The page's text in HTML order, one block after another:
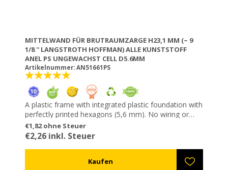
MITTELWAND FÜR BRUTRAUMZARGE H23,1 MM (~ 9
1/8 '' LANGSTROTH HOFFMAN) ALLE KUNSTSTOFF
ANEL PS UNGEWACHST CELL D5.6MM
Artikelnummer: AN51661PS
A plastic frame with integrated plastic foundation with
perfectly printed hexagons (5,6 mm). No wiring or
riveting necessary. Resistant to wax moths. It does
not get unfastened or loose and does not “sag”. You
types such as fir). All ANEL plastic frames are
€1,82 ohne Steuer
€2,26 inkl. Steuer